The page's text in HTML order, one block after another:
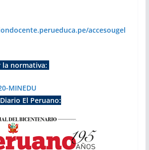
accesougel
la normativa:
MINEDU
El Peruano: